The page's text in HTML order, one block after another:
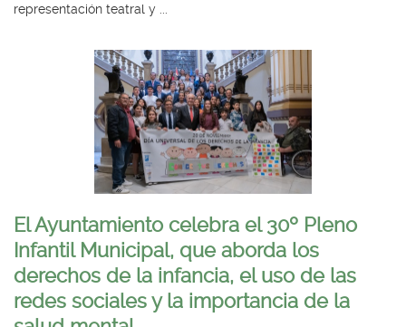
representación teatral y ...
El Ayuntamiento celebra el 30º Pleno
Infantil Municipal, que aborda los
derechos de la infancia, el uso de las
redes sociales y la importancia de la